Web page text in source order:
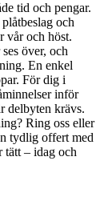
tid och pengar.
och
vår och höst.
över, och
En enkel
För dig i
inför
delbyten krävs.
Ring oss eller
tydlig offert med
tätt – idag och